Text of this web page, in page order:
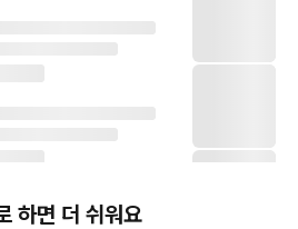
하면 더 쉬워요